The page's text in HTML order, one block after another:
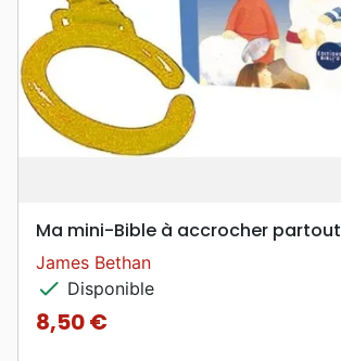
Ma mini-Bible à accrocher partout
James Bethan
check Disponible
Prix
8,50 €